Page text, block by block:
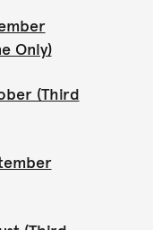
Only)
(Third